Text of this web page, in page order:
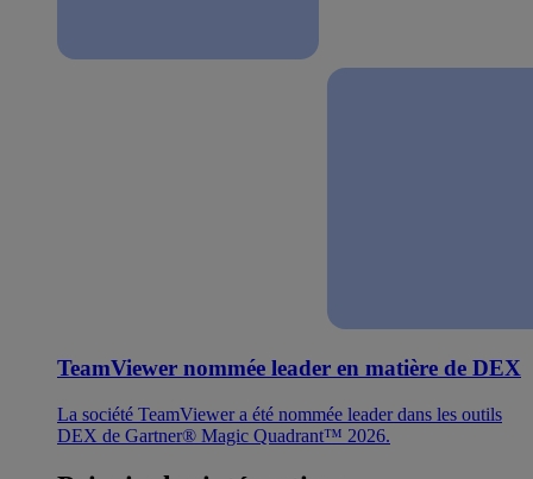
TeamViewer nommée leader en matière de DEX
La société TeamViewer a été nommée leader dans les outils
DEX de Gartner® Magic Quadrant™ 2026.